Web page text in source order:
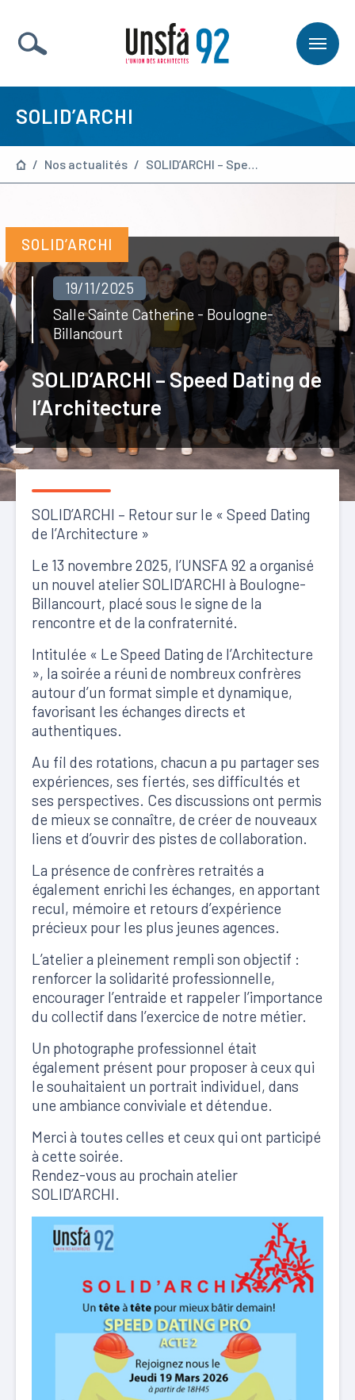
SOLID’ARCHI
/ Nos actualités / SOLID’ARCHI – Speed Dating de l’Architecture
SOLID’ARCHI
19/11/2025
Salle Sainte Catherine - Boulogne-
Billancourt
SOLID’ARCHI – Speed Dating de
l’Architecture
SOLID’ARCHI – Retour sur le « Speed Dating
de l’Architecture »
Le 13 novembre 2025, l’UNSFA 92 a organisé
un nouvel atelier SOLID’ARCHI à Boulogne-
Billancourt, placé sous le signe de la
rencontre et de la confraternité.
Intitulée « Le Speed Dating de l’Architecture
», la soirée a réuni de nombreux confrères
autour d’un format simple et dynamique,
favorisant les échanges directs et
authentiques.
Au fil des rotations, chacun a pu partager ses
expériences, ses fiertés, ses difficultés et
ses perspectives. Ces discussions ont permis
de mieux se connaître, de créer de nouveaux
liens et d’ouvrir des pistes de collaboration.
La présence de confrères retraités a
également enrichi les échanges, en apportant
recul, mémoire et retours d’expérience
précieux pour les plus jeunes agences.
L’atelier a pleinement rempli son objectif :
renforcer la solidarité professionnelle,
encourager l’entraide et rappeler l’importance
du collectif dans l’exercice de notre métier.
Un photographe professionnel était
également présent pour proposer à ceux qui
le souhaitaient un portrait individuel, dans
une ambiance conviviale et détendue.
Merci à toutes celles et ceux qui ont participé
à cette soirée.
Rendez-vous au prochain atelier
SOLID’ARCHI.